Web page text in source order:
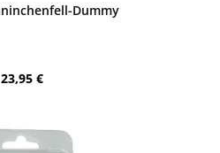
Dummy
Regulärer Preis:
23,95 €